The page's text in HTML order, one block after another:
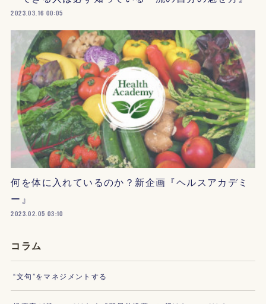
2023.03.16 00:05
何を体に入れているのか？新企画『ヘルスアカデミ
ー』
2023.02.05 03:10
コラム
“文句”をマネジメントする